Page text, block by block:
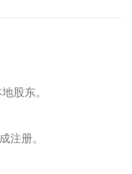
股东。
注册。